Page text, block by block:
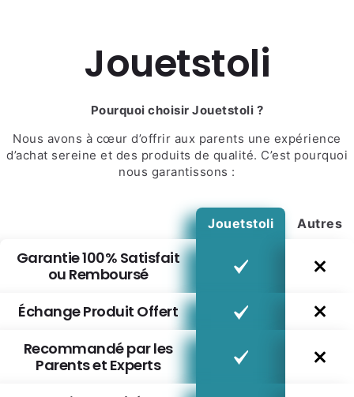
Jouetstoli
Pourquoi choisir Jouetstoli ?
Nous avons à cœur d’offrir aux parents une expérience
d’achat sereine et des produits de qualité. C’est pourquoi
nous garantissons :
Jouetstoli Autres
Garantie 100% Satisfait
ou Remboursé
Échange Produit Offert
Recommandé par les
Parents et Experts